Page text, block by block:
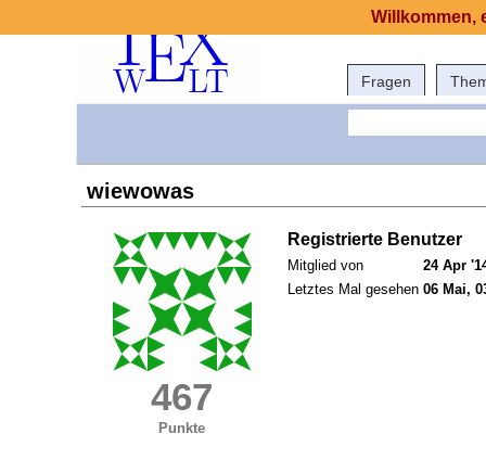
Fragen
wiewowas
467
Punkte
Registrierte Benutzer
Mitglied von
24 Apr
Letztes Mal gesehen 06 Mai,
Willkommen,